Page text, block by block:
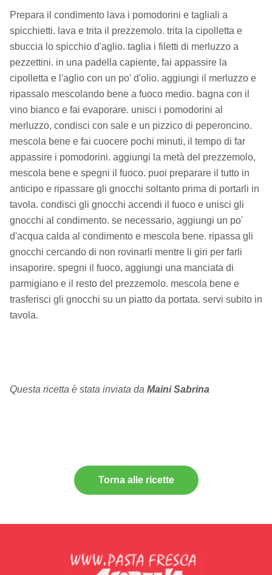
Prepara il condimento lava i pomodorini e tagliali a
spicchietti. lava e trita il prezzemolo. trita la cipolletta e
sbuccia lo spicchio d'aglio. taglia i filetti di merluzzo a
pezzettini. in una padella capiente, fai appassire la
cipolletta e l'aglio con un po' d'olio. aggiungi il merluzzo e
ripassalo mescolando bene a fuoco medio. bagna con il
vino bianco e fai evaporare. unisci i pomodorini al
merluzzo, condisci con sale e un pizzico di peperoncino.
mescola bene e fai cuocere pochi minuti, il tempo di far
appassire i pomodorini. aggiungi la metà del prezzemolo,
mescola bene e spegni il fuoco. puoi preparare il tutto in
anticipo e ripassare gli gnocchi soltanto prima di portarli in
tavola. condisci gli gnocchi accendi il fuoco e unisci gli
gnocchi al condimento. se necessario, aggiungi un po'
d'acqua calda al condimento e mescola bene. ripassa gli
gnocchi cercando di non rovinarli mentre li giri per farli
insaporire. spegni il fuoco, aggiungi una manciata di
parmigiano e il resto del prezzemolo. mescola bene e
trasferisci gli gnocchi su un piatto da portata. servi subito in
tavola.
Questa ricetta è stata inviata da Maini Sabrina
Torna alle ricette